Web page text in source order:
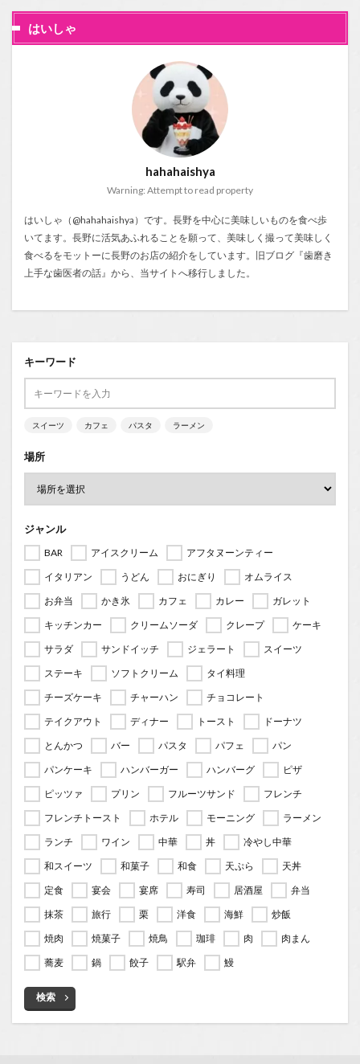
はいしゃ
hahahaishya
Warning: Attempt to read property
はいしゃ（@hahahaishya）です。長野を中心に美味しいものを食べ歩
いてます。長野に活気あふれることを願って、美味しく撮って美味しく
食べるをモットーに長野のお店の紹介をしています。旧ブログ『歯磨き
上手な歯医者の話 』から、当サイトへ移行しました。
キーワード
スイーツ カフェ パスタ ラーメン
場所
ジャンル
BAR アイスクリーム
アフタヌーンティー
イタリアン
うどん おにぎり
オムライス
お弁当
かき氷 カフェ カレー
ガレット
キッチンカー
クリームソーダ クレープ
ケーキ
サラダ
サンドイッチ ジェラート
スイーツ
ステーキ
ソフトクリーム
タイ料理
チーズケーキ
チャーハン
チョコレート
テイクアウト
ディナー トースト
ドーナツ
とんかつ
バー パスタ パフェ
パン
パンケーキ
ハンバーガー ハンバーグ
ピザ
ピッツァ
プリン フルーツサンド
フレンチ
フレンチトースト
ホテル モーニング
ラーメン
ランチ
ワイン 中華 丼
冷やし中華
和スイーツ
和菓子 和食 天ぷら
天丼
定食
宴会 宴席 寿司 居酒屋
弁当
抹茶
旅行 栗 洋食 海鮮
炒飯
焼肉
焼菓子 焼鳥 珈琲 肉
肉まん
蕎麦
鍋 餃子 駅弁 鰻
検索